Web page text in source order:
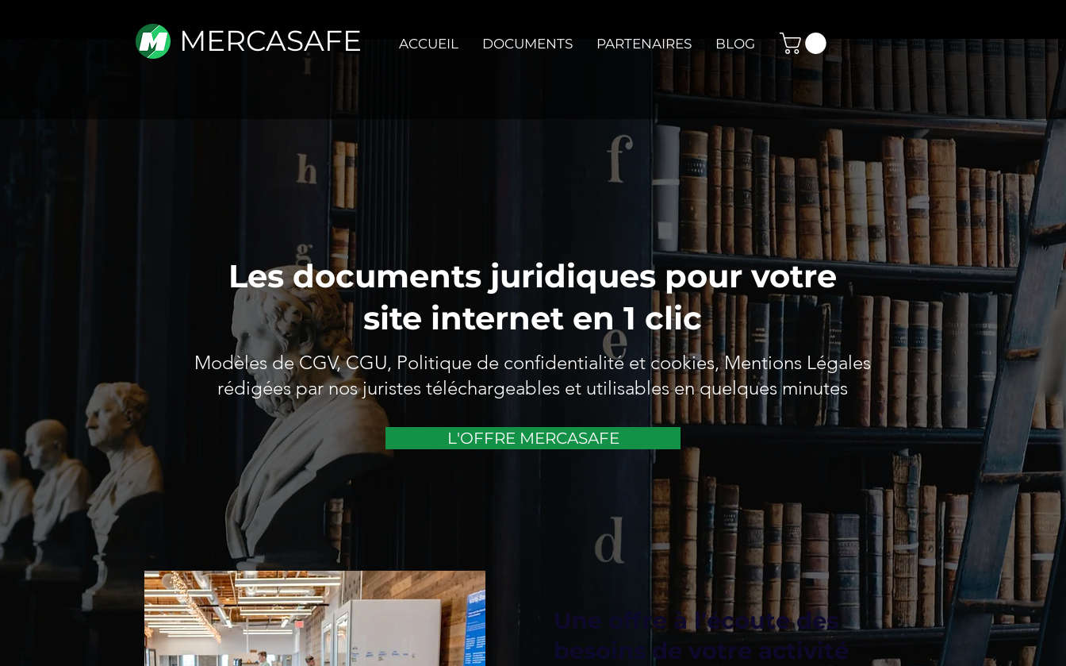
MERCASAFE ACCUEIL DOCUMENTS PARTENAIRES BLOG
Les documents juridiques pour votre
site internet en 1 clic
Modèles de CGV, CGU, Politique de confidentialité et cookies, Mentions Légales
rédigées par nos juristes téléchargeables et utilisables en quelques minutes
L'OFFRE MERCASAFE
Une offre à l'écoute des
besoins de votre activité